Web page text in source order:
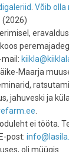
. Võib olla
(2026)
mail:
Maarja
jahuveski ja
.
ei tööta.
post:
oli müügis.